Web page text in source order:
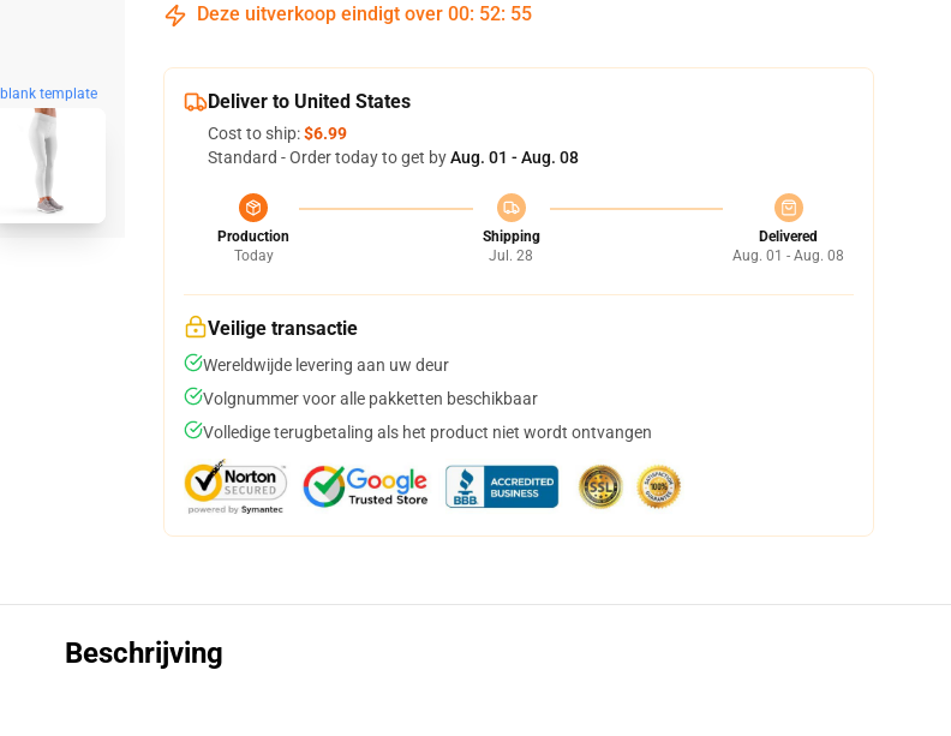
blank template
Deze uitverkoop eindigt over 00: 52: 54
Deliver to United States
Cost to ship:$6.99
Standard - Order today to get byAug. 01 - Aug. 08
Production
Today
Shipping
Jul. 28
Delivered
Aug. 01 - Aug. 08
Veilige transactie
Wereldwijde levering aan uw deur
Volgnummer voor alle pakketten beschikbaar
Volledige terugbetaling als het product niet wordt ontvangen
Beschrijving